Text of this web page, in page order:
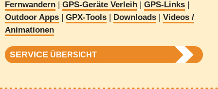
Fernwandern | GPS-Geräte Verleih | GPS-Links |
Outdoor Apps | GPX-Tools | Downloads | Videos /
Animationen
SERVICE ÜBERSICHT